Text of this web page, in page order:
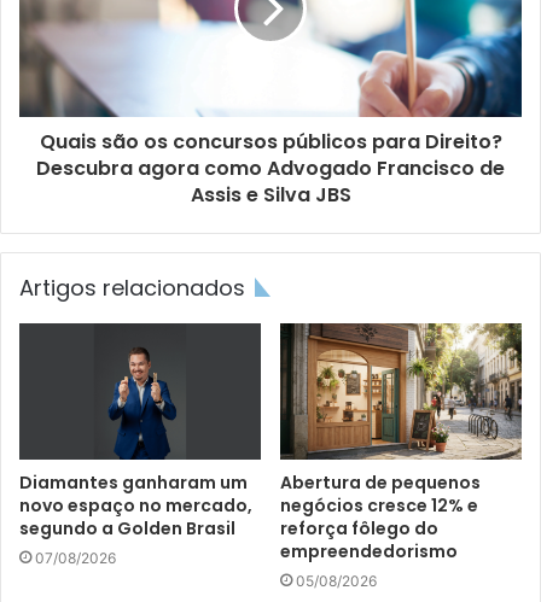
Quais são os concursos públicos para Direito?
Descubra agora como Advogado Francisco de
Assis e Silva JBS
Artigos relacionados
Diamantes ganharam um
novo espaço no mercado,
segundo a Golden Brasil
07/08/2026
Abertura de pequenos
negócios cresce 12% e
reforça fôlego do
empreendedorismo
05/08/2026